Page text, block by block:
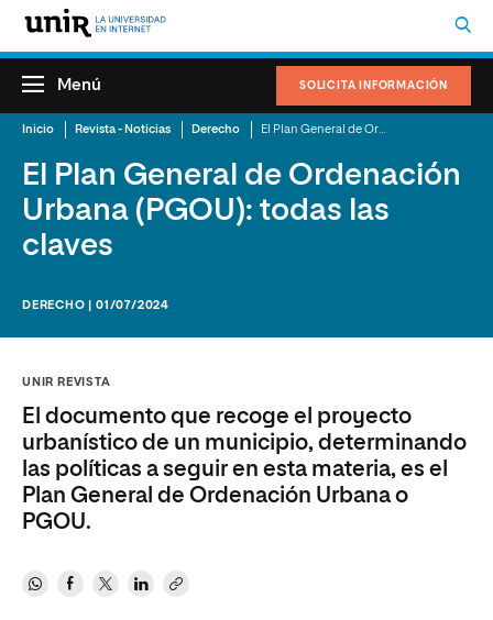
SOLICITA INFORMACIÓN
Menú
Inicio Revista - Noticias Derecho
El Plan General de Ordenación
Urbana (PGOU): todas las
claves
DERECHO | 01/07/2024
UNIR REVISTA
El documento que recoge el proyecto
urbanístico de un municipio, determinando
las políticas a seguir en esta materia, es el
Plan General de Ordenación Urbana o
PGOU.